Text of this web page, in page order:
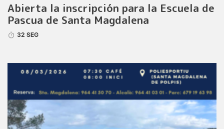
Abierta la inscripción para la Escuela de
Pascua de Santa Magdalena
32 SEG